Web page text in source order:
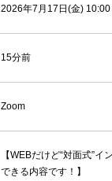
2026年7月17日(金)
15分前
Zoom
【WEBだけど“対面式”
できる内容です！】